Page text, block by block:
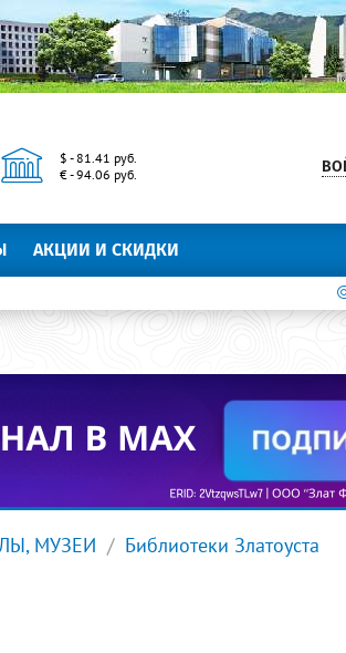
$ - 81.41 руб.
€ - 94.06 руб.
АКЦИИ И СКИДКИ
МУЗЕИ
Библиотеки Златоуста